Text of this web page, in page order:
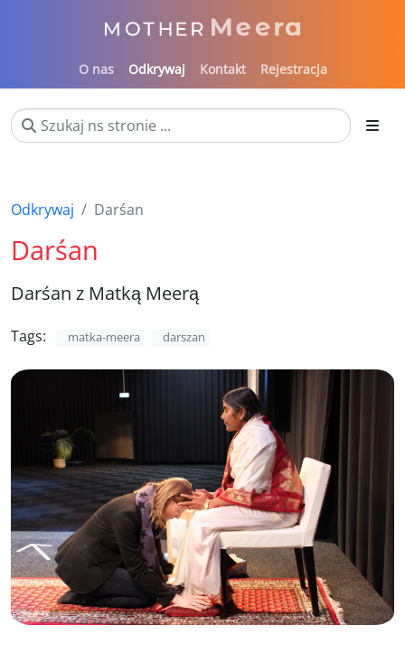
O nas Odkrywaj Kontakt Rejestracja
Odkrywaj Darśan
Darśan
Darśan z Matką Meerą
Tags: matka-meera darszan